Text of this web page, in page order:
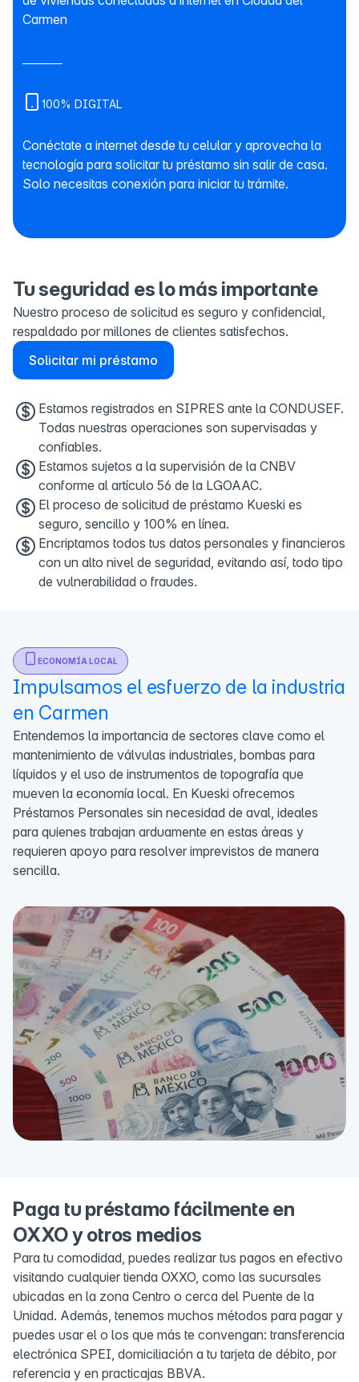
Carmen
100% DIGITAL
Conéctate a internet desde tu celular y aprovecha la
tecnología para solicitar tu préstamo sin salir de casa.
Solo necesitas conexión para iniciar tu trámite.
Tu seguridad es lo más importante
Nuestro proceso de solicitud es seguro y confidencial,
respaldado por millones de clientes satisfechos.
Solicitar mi préstamo
Estamos registrados en SIPRES ante la CONDUSEF.
Todas nuestras operaciones son supervisadas y
confiables.
Estamos sujetos a la supervisión de la CNBV
conforme al artículo 56 de la LGOAAC.
El proceso de solicitud de préstamo Kueski es
seguro, sencillo y 100% en línea.
Encriptamos todos tus datos personales y financieros
con un alto nivel de seguridad, evitando así, todo tipo
de vulnerabilidad o fraudes.
ECONOMÍA LOCAL
Impulsamos el esfuerzo de la industria
en Carmen
Entendemos la importancia de sectores clave como el
mantenimiento de válvulas industriales, bombas para
líquidos y el uso de instrumentos de topografía que
mueven la economía local. En Kueski ofrecemos
Préstamos Personales sin necesidad de aval, ideales
para quienes trabajan arduamente en estas áreas y
requieren apoyo para resolver imprevistos de manera
sencilla.
Paga tu préstamo fácilmente en
OXXO y otros medios
Para tu comodidad, puedes realizar tus pagos en efectivo
visitando cualquier tienda OXXO, como las sucursales
ubicadas en la zona Centro o cerca del Puente de la
Unidad. Además, tenemos muchos métodos para pagar y
puedes usar el o los que más te convengan: transferencia
electrónica SPEI, domiciliación a tu tarjeta de débito, por
referencia y en practicajas BBVA.